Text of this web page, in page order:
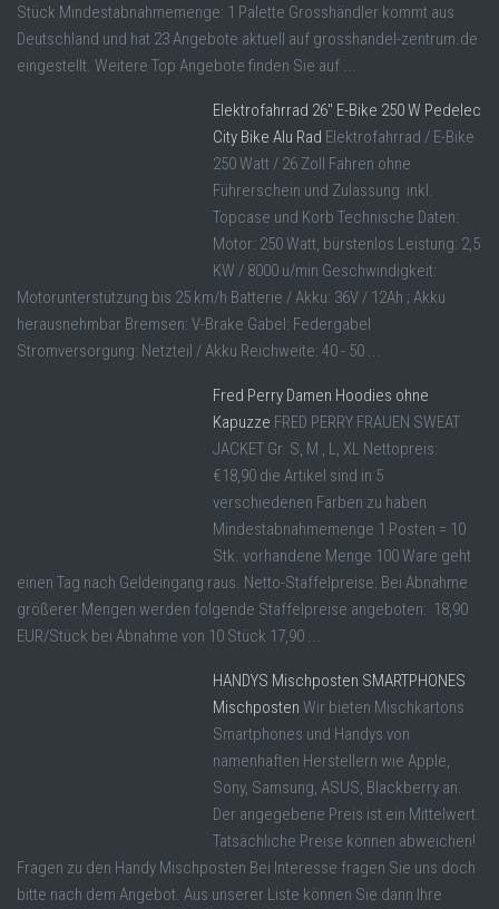
Stück Mindestabnahmemenge: 1 Palette Grosshändler kommt aus
Deutschland und hat 23 Angebote aktuell auf grosshandel-zentrum.de
eingestellt. Weitere Top Angebote finden Sie auf ...
Elektrofahrrad 26″ E-Bike 250 W Pedelec
City Bike Alu Rad Elektrofahrrad / E-Bike
250 Watt / 26 Zoll Fahren ohne
Führerschein und Zulassung inkl.
Topcase und Korb Technische Daten:
Motor: 250 Watt, bürstenlos Leistung: 2,5
KW / 8000 u/min Geschwindigkeit:
Motorunterstützung bis 25 km/h Batterie / Akku: 36V / 12Ah ; Akku
herausnehmbar Bremsen: V-Brake Gabel: Federgabel
Stromversorgung: Netzteil / Akku Reichweite: 40 - 50 ...
Fred Perry Damen Hoodies ohne
Kapuzze FRED PERRY FRAUEN SWEAT
JACKET Gr. S, M , L, XL Nettopreis:
€18,90 die Artikel sind in 5
verschiedenen Farben zu haben
Mindestabnahmemenge 1 Posten = 10
Stk. vorhandene Menge 100 Ware geht
einen Tag nach Geldeingang raus. Netto-Staffelpreise: Bei Abnahme
größerer Mengen werden folgende Staffelpreise angeboten: 18,90
EUR/Stück bei Abnahme von 10 Stück 17,90 ...
HANDYS Mischposten SMARTPHONES
Mischposten Wir bieten Mischkartons
Smartphones und Handys von
namenhaften Herstellern wie Apple,
Sony, Samsung, ASUS, Blackberry an.
Der angegebene Preis ist ein Mittelwert.
Tatsächliche Preise können abweichen!
Fragen zu den Handy Mischposten Bei Interesse fragen Sie uns doch
bitte nach dem Angebot. Aus unserer Liste können Sie dann Ihre